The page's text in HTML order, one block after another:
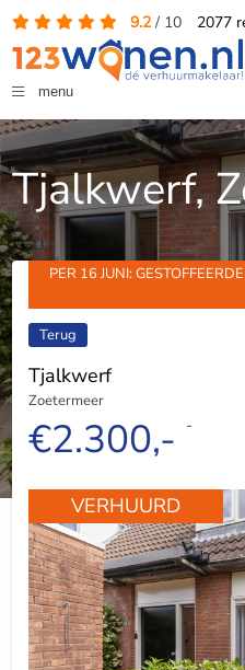
9.2/ 10 2077
menu
Tjalkwerf,
PER 16 JUNI:
Terug
Tjalkwerf
Zoetermeer
€2.300,- -
VERHUURD